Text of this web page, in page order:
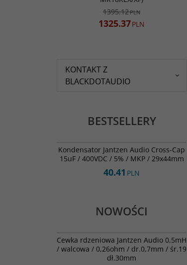
1395.12PLN
1325.37PLN
KONTAKT Z
BLACKDOTAUDIO
BESTSELLERY
BESTSELLER
Kondensator Jantzen Audio Cross-Cap
15uF / 400VDC / 5% / MKP / 29x44mm
40.41 PLN
NOWOŚCI
NOWOŚĆ
Cewka rdzeniowa Jantzen Audio 0,5mH
/ walcowa / 0,26ohm / dr.0,7mm / śr.19
dł.30mm